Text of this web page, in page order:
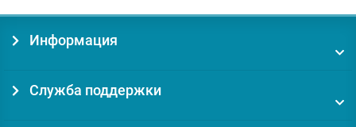
Информация
Служба поддержки